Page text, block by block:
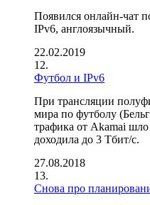
Появился онлайн-чат
IPv6, англоязычный.
22.02.2019
Футбол и IPv6
При трансляции
мира по футболу
трафика от Akamai шло
доходила до 3 Тбит/c.
27.08.2018
Снова про